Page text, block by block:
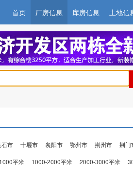
首页 厂房信息 库房信息 土地信
石市 十堰市 襄阳市 鄂州市 荆州市 荆门
平米 1000-2000平米 2000-3000平米